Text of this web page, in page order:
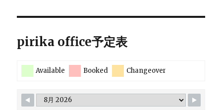
重
り
pirika office予定表
Available Booked Changeover